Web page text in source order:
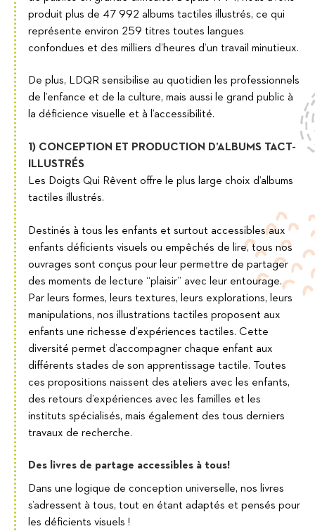
produit plus de 47 992 albums tactiles illustrés, ce qui
représente environ 259 titres toutes langues
confondues et des milliers d’heures d’un travail minutieux.
De plus, LDQR sensibilise au quotidien les professionnels
de l’enfance et de la culture, mais aussi le grand public à
la déficience visuelle et à l’accessibilité.
1) CONCEPTION ET PRODUCTION D’ALBUMS TACT-
ILLUSTRÉS
Les Doigts Qui Rêvent offre le plus large choix d’albums
tactiles illustrés.
Destinés à tous les enfants et surtout accessibles aux
enfants déficients visuels ou empêchés de lire, tous nos
ouvrages sont conçus pour leur permettre de partager
des moments de lecture “plaisir” avec leur entourage.
Par leurs formes, leurs textures, leurs explorations, leurs
manipulations, nos illustrations tactiles proposent aux
enfants une richesse d’expériences tactiles. Cette
diversité permet d’accompagner chaque enfant aux
différents stades de son apprentissage tactile. Toutes
ces propositions naissent des ateliers avec les enfants,
des retours d’expériences avec les familles et les
instituts spécialisés, mais également des tous derniers
travaux de recherche.
Des livres de partage accessibles à tous!
Dans une logique de conception universelle, nos livres
s’adressent à tous, tout en étant adaptés et pensés pour
les déficients visuels !